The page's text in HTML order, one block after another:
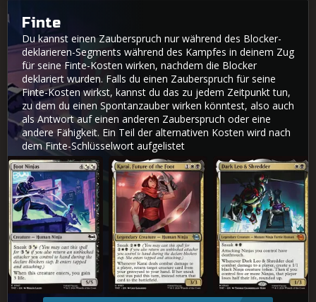
Finte
Du kannst einen Zauberspruch nur während des Blocker-
deklarieren-Segments während des Kampfes in deinem Zug
für seine Finte-Kosten wirken, nachdem die Blocker
deklariert wurden. Falls du einen Zauberspruch für seine
Finte-Kosten wirkst, kannst du das zu jedem Zeitpunkt tun,
zu dem du einen Spontanzauber wirken könntest, also auch
als Antwort auf einen anderen Zauberspruch oder eine
andere Fähigkeit. Ein Teil der alternativen Kosten wird nach
dem Finte-Schlüsselwort aufgelistet
Ninjas des Foot-Clans Karai, Zukunft des Foot-Clans Dark Leo & Shredder